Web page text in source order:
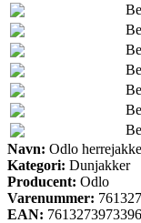
Navn: Odlo
Kategori: Dunjakker
Producent: Odlo
Varenummer:
EAN: 7613273973396